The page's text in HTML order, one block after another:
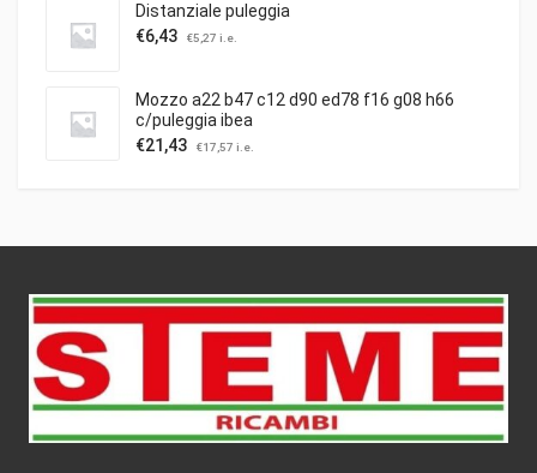
Distanziale puleggia
€6,43 €5,27 i.e.
Mozzo a22 b47 c12 d90 ed78 f16 g08 h66
c/puleggia ibea
€21,43 €17,57 i.e.